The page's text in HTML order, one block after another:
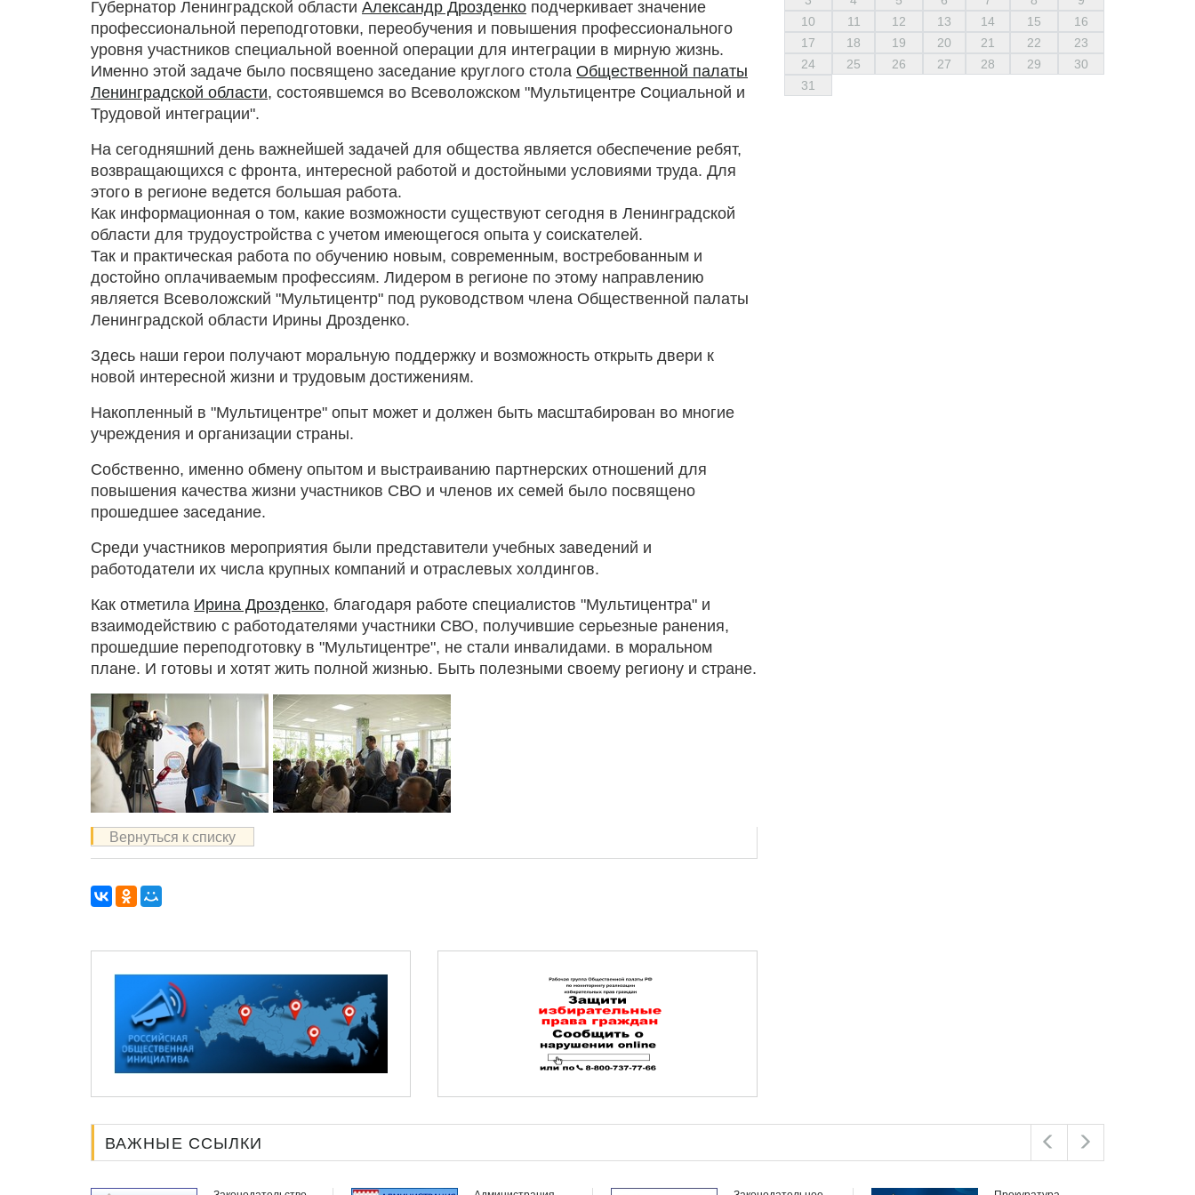
Губернатор Ленинградской области Александр Дрозденко подчеркивает значение
профессиональной переподготовки, переобучения и повышения профессионального
уровня участников специальной военной операции для интеграции в мирную жизнь.
Именно этой задаче было посвящено заседание круглого стола Общественной палаты
Ленинградской области, состоявшемся во Всеволожском "Мультицентре Социальной и
Трудовой интеграции".
На сегодняшний день важнейшей задачей для общества является обеспечение ребят,
возвращающихся с фронта, интересной работой и достойными условиями труда. Для
этого в регионе ведется большая работа.
Как информационная о том, какие возможности существуют сегодня в Ленинградской
области для трудоустройства с учетом имеющегося опыта у соискателей.
Так и практическая работа по обучению новым, современным, востребованным и
достойно оплачиваемым профессиям. Лидером в регионе по этому направлению
является Всеволожский "Мультицентр" под руководством члена Общественной палаты
Ленинградской области Ирины Дрозденко.
Здесь наши герои получают моральную поддержку и возможность открыть двери к
новой интересной жизни и трудовым достижениям.
Накопленный в "Мультицентре" опыт может и должен быть масштабирован во многие
учреждения и организации страны.
Собственно, именно обмену опытом и выстраиванию партнерских отношений для
повышения качества жизни участников СВО и членов их семей было посвящено
прошедшее заседание.
Среди участников мероприятия были представители учебных заведений и
работодатели их числа крупных компаний и отраслевых холдингов.
Как отметила Ирина Дрозденко, благодаря работе специалистов "Мультицентра" и
взаимодействию с работодателями участники СВО, получившие серьезные ранения,
прошедшие переподготовку в "Мультицентре", не стали инвалидами. в моральном
плане. И готовы и хотят жить полной жизнью. Быть полезными своему региону и стране.
Вернуться к списку
10
11 12 13 14 15
16
17
18 19 20 21 22
23
24
25 26 27 28 29
30
31
ВАЖНЫЕ ССЫЛКИ